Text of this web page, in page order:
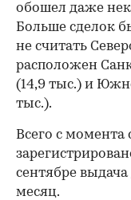
обошел даже
Больше сделок
не считать
расположен
(14,9 тыс.) и
тыс.).
Всего с момента
сентябре выдача
месяц.